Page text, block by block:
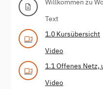
Willkommen zu
Text
1.0 Kursübersicht
Video
1.1 Offenes Netz,
Video